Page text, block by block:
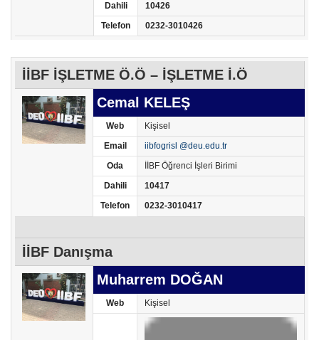
Dahili
10426
Telefon
0232-3010426
İİBF İŞLETME Ö.Ö – İŞLETME İ.Ö
Cemal KELEŞ
Web
Kişisel
Email
iibfogrisl @deu.edu.tr
Oda
İİBF Öğrenci İşleri Birimi
Dahili
10417
Telefon
0232-3010417
İİBF Danışma
Muharrem DOĞAN
Web Kişisel